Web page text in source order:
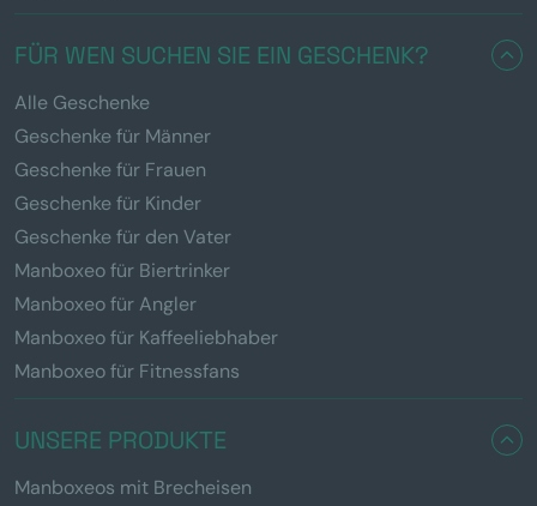
FÜR WEN SUCHEN SIE EIN GESCHENK?
Alle Geschenke
Geschenke für Männer
Geschenke für Frauen
Geschenke für Kinder
Geschenke für den Vater
Manboxeo für Biertrinker
Manboxeo für Angler
Manboxeo für Kaffeeliebhaber
Manboxeo für Fitnessfans
UNSERE PRODUKTE
Manboxeos mit Brecheisen